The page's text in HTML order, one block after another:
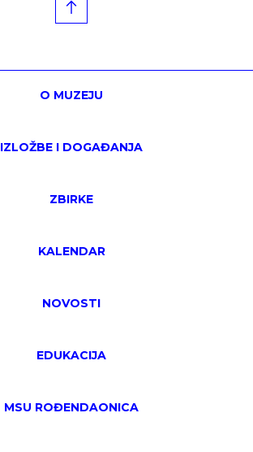
O MUZEJU
IZLOŽBE I DOGAĐANJA
ZBIRKE
KALENDAR
NOVOSTI
EDUKACIJA
MSU ROĐENDAONICA